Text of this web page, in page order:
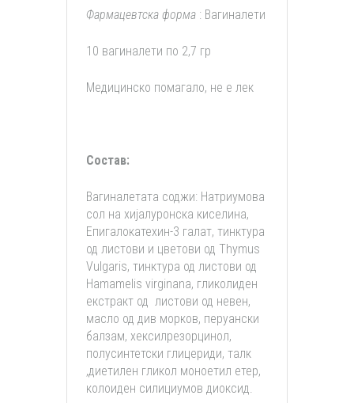
Фармацевтска форма : Вагиналети
10 вагиналети по 2,7 гр
Медицинско помагало, не е лек
Состав:
Вагиналетата соджи: Натриумова
сол на хијалуронска киселина,
Епигалокатехин-3 галат, тинктура
од листови и цветови од Thymus
Vulgaris, тинктура од листови од
Hamamelis virginana, гликолиден
екстракт од листови од невен,
масло од див морков, перуански
балзам, хексилрезорцинол,
полусинтетски глицериди, талк
,диетилен гликол моноетил етер,
колоиден силициумов диоксид.